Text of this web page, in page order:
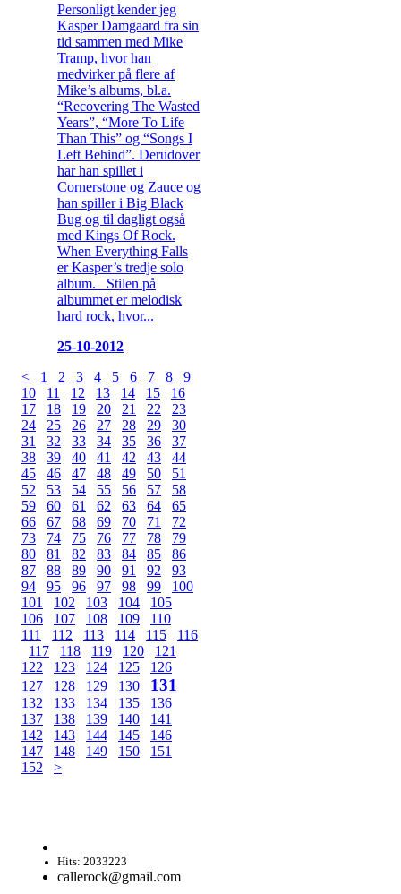
Personligt kender jeg
Kasper Damgaard fra sin
tid sammen med Mike
Tramp, hvor han
medvirker på flere af
Mike’s albums, bl.a.
“Recovering The Wasted
Years”, “More To Life
Than This” og “Songs I
Left Behind”. Derudover
har han spillet i
Cornerstone og Zauce og
han spiller i Big Black
Bug og til dagligt også
med Kings Of Rock.
When Everything Falls
er Kasper’s tredje solo
album. Stilen på
albummet er melodisk
hard rock, hvor...
25-10-2012
<
1 2 3 4 5 6 7 8
9
10
11 12 13 14 15
16
17
18 19 20 21 22
23
24
25 26 27 28 29
30
31
32 33 34 35 36
37
38
39 40 41 42 43
44
45
46 47 48 49 50
51
52
53 54 55 56 57
58
59
60 61 62 63 64
65
66
67 68 69 70 71
72
73
74 75 76 77 78
79
80
81 82 83 84 85
86
87
88 89 90 91 92
93
94
95 96 97 98 99
100
101
102 103 104
105
106
107 108 109
110
111
112 113 114 115
116
117
118 119 120
121
122
123 124 125
126
127
128 129 130 131
132 133 134 135
136
137
138 139 140
141
142
143 144 145
146
147
148 149 150
151
152
>
Hits: 2033223
callerock@gmail.com